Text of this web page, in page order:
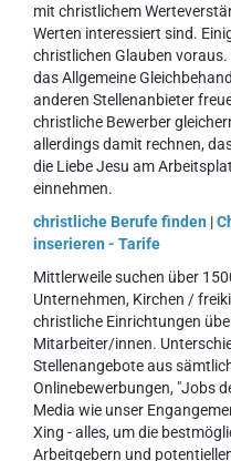
mit christlichem
Werten interessiert sind.
christlichen Glauben
das Allgemeine
anderen Stellenanbieter
christliche Bewerber
allerdings damit rechnen,
die Liebe Jesu am
einnehmen.
christliche Berufe finden |
inserieren - Tarife
Mittlerweile suchen über
Unternehmen, Kirchen /
christliche Einrichtungen
Mitarbeiter/innen.
Stellenangebote aus
Onlinebewerbungen, "Jobs
Media wie unser
Xing - alles, um die
Arbeitgebern und